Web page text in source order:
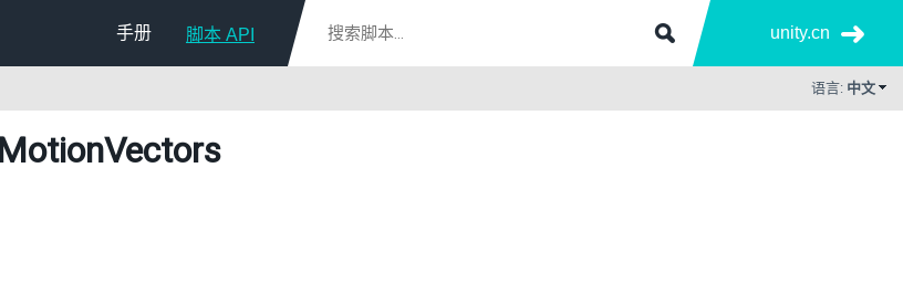
手册 脚本 API unity.cn
语言: 中文